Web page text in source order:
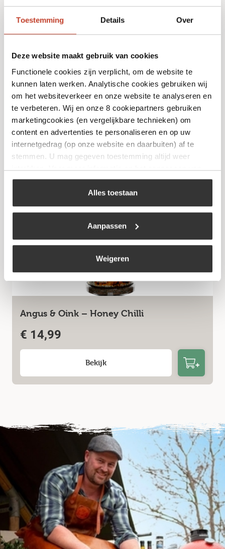
Toestemming Details Over
Deze website maakt gebruik van cookies
Functionele cookies zijn verplicht, om de website te
kunnen laten werken. Analytische cookies gebruiken wij
om het websiteverkeer en onze website te analyseren en
te verbeteren. Wij en onze 8 cookiepartners gebruiken
marketingcookies (en vergelijkbare technieken) om
content en advertenties te personaliseren en op uw
internetgedrag (op onze website en daarbuiten) af te
stemmen. U mag gegeven toestemming altijd weer
intrekken. Voor meer informatie en het aanpassen van
uw keuze op onze website verwijzen wij u naar ons
Alles toestaan
Aanpassen
Weigeren
Grate Goods – SPG Special
€8,95
Bekijk
Angus & Oink – Honey Chilli
€ 14,99
Bekijk